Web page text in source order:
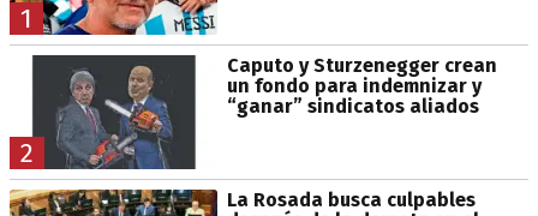
1
2
Caputo y Sturzenegger crean
un fondo para indemnizar y
“ganar” sindicatos aliados
La Rosada busca culpables